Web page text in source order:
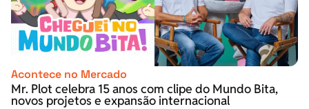
Acontece no Mercado
Mr. Plot celebra 15 anos com clipe do Mundo Bita,
novos projetos e expansão internacional